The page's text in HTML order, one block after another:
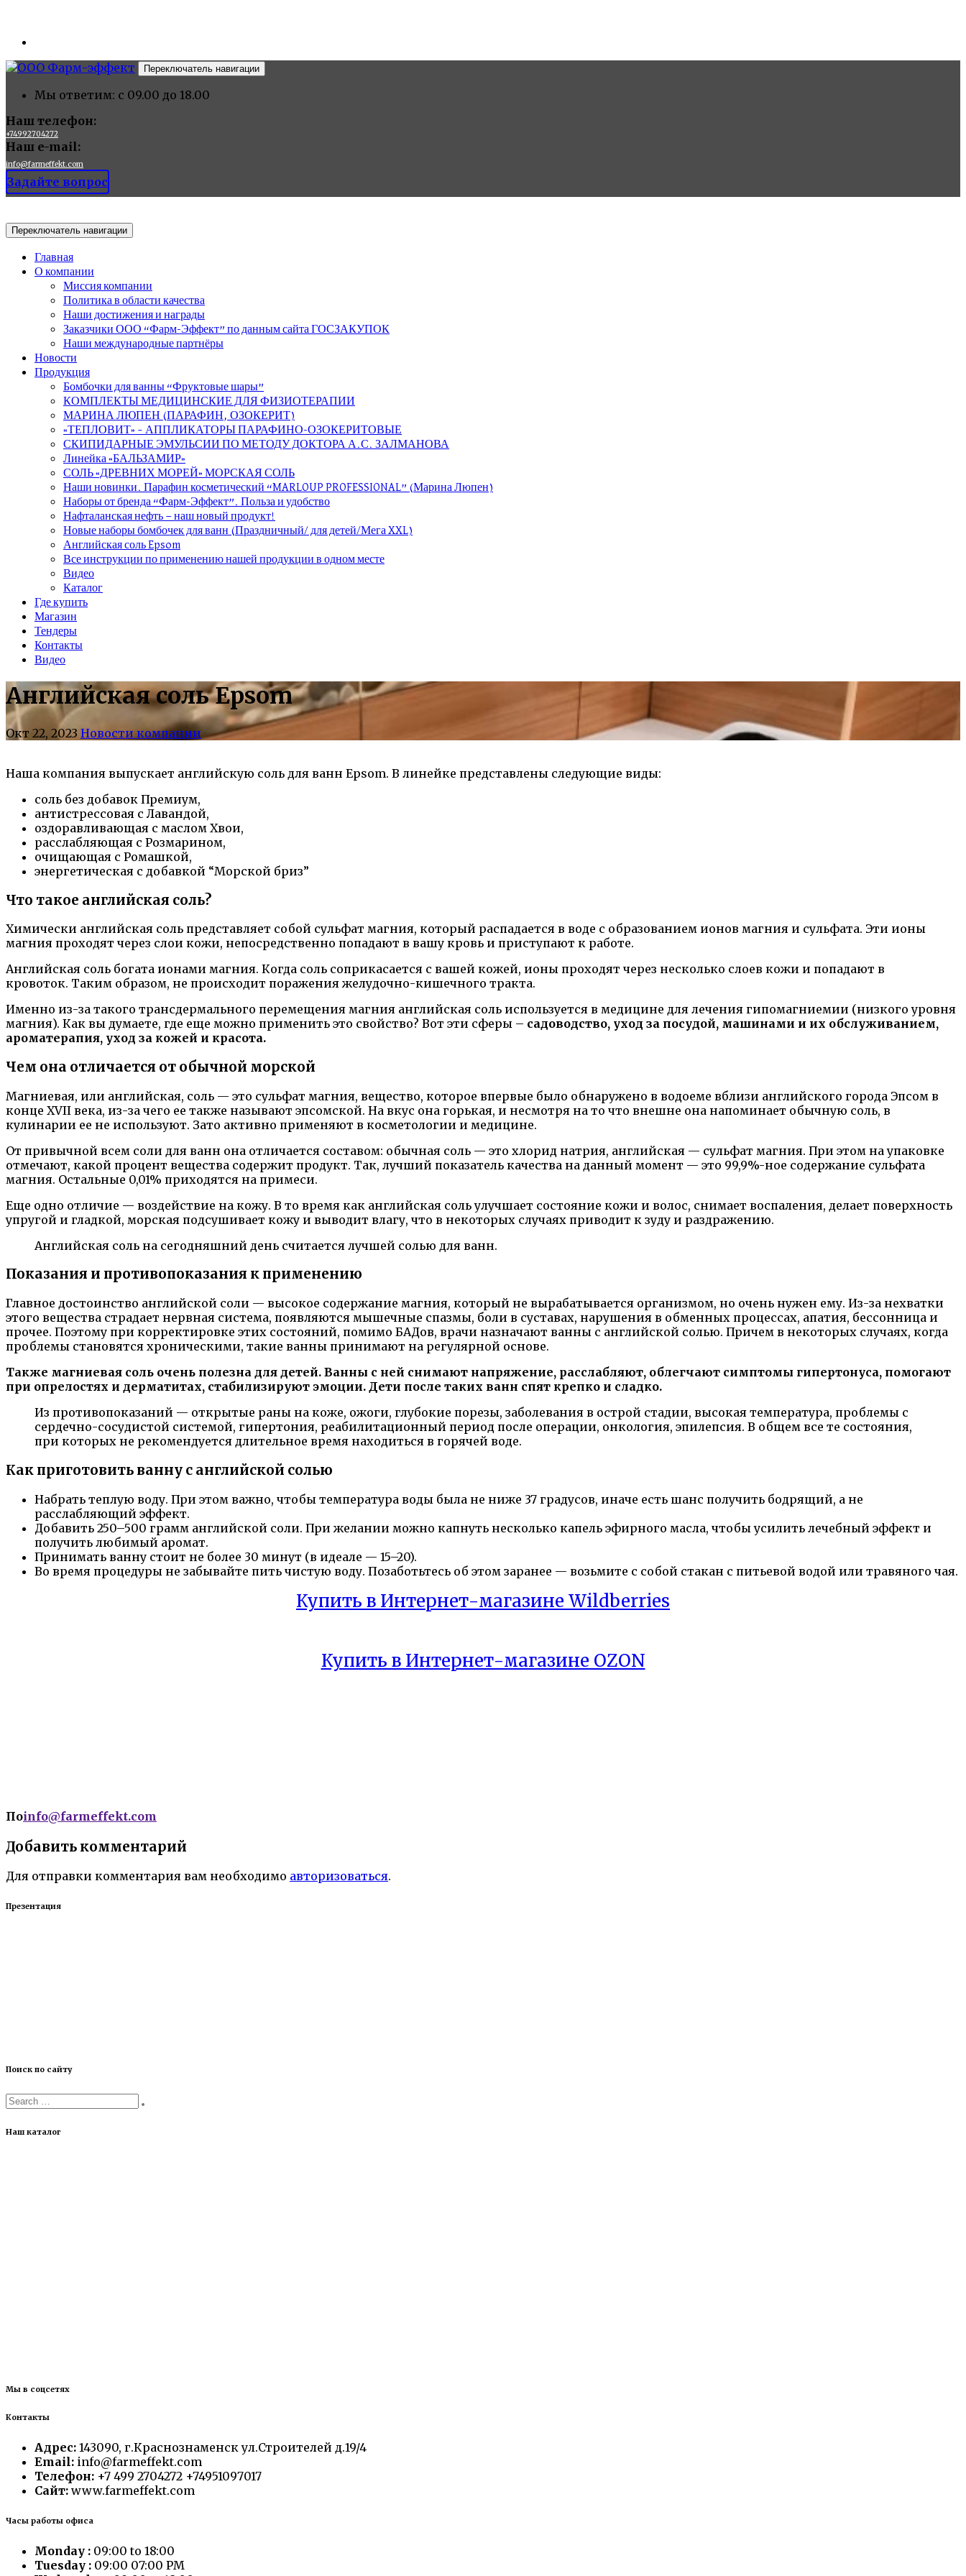
Переключатель навигации
Мы ответим: с 09.00 до 18.00
Наш телефон:
+74992704272
Наш e-mail:
info@farmeffekt.com
Задайте вопрос
Переключатель навигации
Главная
О компании
Миссия компании
Политика в области качества
Наши достижения и награды
Заказчики ООО “Фарм-Эффект” по данным сайта ГОСЗАКУПОК
Наши международные партнёры
Новости
Продукция
Бомбочки для ванны “Фруктовые шары”
КОМПЛЕКТЫ МЕДИЦИНСКИЕ ДЛЯ ФИЗИОТЕРАПИИ
МАРИНА ЛЮПЕН (ПАРАФИН, ОЗОКЕРИТ)
«ТЕПЛОВИТ» – АППЛИКАТОРЫ ПАРАФИНО-ОЗОКЕРИТОВЫЕ
СКИПИДАРНЫЕ ЭМУЛЬСИИ ПО МЕТОДУ ДОКТОРА А.С. ЗАЛМАНОВА
Линейка «БАЛЬЗАМИР»
СОЛЬ «ДРЕВНИХ МОРЕЙ» МОРСКАЯ СОЛЬ
Наши новинки. Парафин косметический “MARLOUP PROFESSIONAL” (Марина Люпен)
Наборы от бренда “Фарм-Эффект”. Польза и удобство
Нафталанская нефть — наш новый продукт!
Новые наборы бомбочек для ванн (Праздничный/ для детей/Мега XXL)
Английская соль Epsom
Все инструкции по применению нашей продукции в одном месте
Видео
Каталог
Где купить
Магазин
Тендеры
Контакты
Видео
Английская соль Epsom
Окт 22, 2023 Новости компании
Наша компания выпускает английскую соль для ванн Epsom. В линейке представлены следующие виды:
соль без добавок Премиум,
антистрессовая с Лавандой,
оздоравливающая с маслом Хвои,
расслабляющая с Розмарином,
очищающая с Ромашкой,
энергетическая с добавкой “Морской бриз”
Что такое английская соль?
Химически английская соль представляет собой сульфат магния, который распадается в воде с образованием ионов магния и сульфата. Эти ионы
магния проходят через слои кожи, непосредственно попадают в вашу кровь и приступают к работе.
Английская соль богата ионами магния. Когда соль соприкасается с вашей кожей, ионы проходят через несколько слоев кожи и попадают в
кровоток. Таким образом, не происходит поражения желудочно-кишечного тракта.
Именно из-за такого трансдермального перемещения магния английская соль используется в медицине для лечения гипомагниемии (низкого уровня
магния). Как вы думаете, где еще можно применить это свойство? Вот эти сферы – садоводство, уход за посудой, машинами и их обслуживанием,
ароматерапия, уход за кожей и красота.
Чем она отличается от обычной морской
Магниевая, или английская, соль — это сульфат магния, вещество, которое впервые было обнаружено в водоеме вблизи английского города Эпсом в
конце XVII века, из-за чего ее также называют эпсомской. На вкус она горькая, и несмотря на то что внешне она напоминает обычную соль, в
кулинарии ее не используют. Зато активно применяют в косметологии и медицине.
От привычной всем соли для ванн она отличается составом: обычная соль — это хлорид натрия, английская — сульфат магния. При этом на упаковке
отмечают, какой процент вещества содержит продукт. Так, лучший показатель качества на данный момент — это 99,9%-ное содержание сульфата
магния. Остальные 0,01% приходятся на примеси.
Еще одно отличие — воздействие на кожу. В то время как английская соль улучшает состояние кожи и волос, снимает воспаления, делает поверхность
упругой и гладкой, морская подсушивает кожу и выводит влагу, что в некоторых случаях приводит к зуду и раздражению.
Английская соль на сегодняшний день считается лучшей солью для ванн.
Показания и противопоказания к применению
Главное достоинство английской соли — высокое содержание магния, который не вырабатывается организмом, но очень нужен ему. Из-за нехватки
этого вещества страдает нервная система, появляются мышечные спазмы, боли в суставах, нарушения в обменных процессах, апатия, бессонница и
прочее. Поэтому при корректировке этих состояний, помимо БАДов, врачи назначают ванны с английской солью. Причем в некоторых случаях, когда
проблемы становятся хроническими, такие ванны принимают на регулярной основе.
Также магниевая соль очень полезна для детей. Ванны с ней снимают напряжение, расслабляют, облегчают симптомы гипертонуса, помогают
при опрелостях и дерматитах, стабилизируют эмоции. Дети после таких ванн спят крепко и сладко.
Из противопоказаний — открытые раны на коже, ожоги, глубокие порезы, заболевания в острой стадии, высокая температура, проблемы с
сердечно-сосудистой системой, гипертония, реабилитационный период после операции, онкология, эпилепсия. В общем все те состояния,
при которых не рекомендуется длительное время находиться в горячей воде.
Как приготовить ванну с английской солью
Набрать теплую воду. При этом важно, чтобы температура воды была не ниже 37 градусов, иначе есть шанс получить бодрящий, а не
расслабляющий эффект.
Добавить 250–500 грамм английской соли. При желании можно капнуть несколько капель эфирного масла, чтобы усилить лечебный эффект и
получить любимый аромат.
Принимать ванну стоит не более 30 минут (в идеале — 15–20).
Во время процедуры не забывайте пить чистую воду. Позаботьтесь об этом заранее — возьмите с собой стакан с питьевой водой или травяного чая.
Купить в Интернет-магазине Wildberries
Купить в Интернет-магазине OZON
Поinfo@farmeffekt.com
Добавить комментарий
Для отправки комментария вам необходимо авторизоваться.
Презентация
Поиск по сайту
Наш каталог
Мы в соцсетях
Контакты
Адрес: 143090, г.Краснознаменск ул.Строителей д.19/4
Email: info@farmeffekt.com
Телефон: +7 499 2704272 +74951097017
Сайт: www.farmeffekt.com
Часы работы офиса
Monday : 09:00 to 18:00
Tuesday : 09:00 07:00 PM